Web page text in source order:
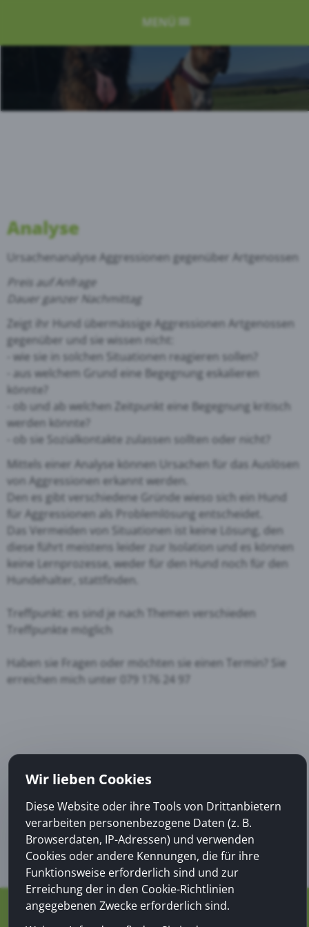
MENÜ
Analyse
Ursachenanalyse Aggressionen gegenüber Artgenossen
Preis auf Anfrage
Dauer ganzer Nachmittag
Zeigt ihr Hund übermässige Aggressionen Artgenossen
gegenüber und sie wissen nicht:
- wie sie in solchen Situationen reagieren sollen?
- aus welchem Grund eine Begegnung eskalieren
könnte?
- ob und ab welchen Zeitpunkt eine Begegnung kritisch
werden könnte?
- ob sie Sozialkontakte zulassen sollten oder nicht?
Mittels einer Analyse können Ursachen für das Auslösen
von Aggressionen erkannt werden.
Den es gibt verschiedene Gründe wieso sich ein Hund
für Aggressionen als Problemlösung entscheidet.
Das Vermeiden von Situationen ist keine Lösung, den
diese führt meistens leider zur Isolation und es können
keine Lernprozesse, weder für den Hund noch für den
Hundehalter, stattfinden.
Treffpunkt: es sind je nach Themen verschieden
Treffpunkte möglich
Haben sie Fragen oder möchten sie einen Termin? Sie
erreichen mich unter 079 176 24 97
Wir lieben Cookies
Diese Website oder ihre Tools von Drittanbietern
verarbeiten personenbezogene Daten (z. B.
Browserdaten, IP-Adressen) und verwenden
Cookies oder andere Kennungen, die für ihre
Funktionsweise erforderlich sind und zur
Erreichung der in den Cookie-Richtlinien
angegebenen Zwecke erforderlich sind.